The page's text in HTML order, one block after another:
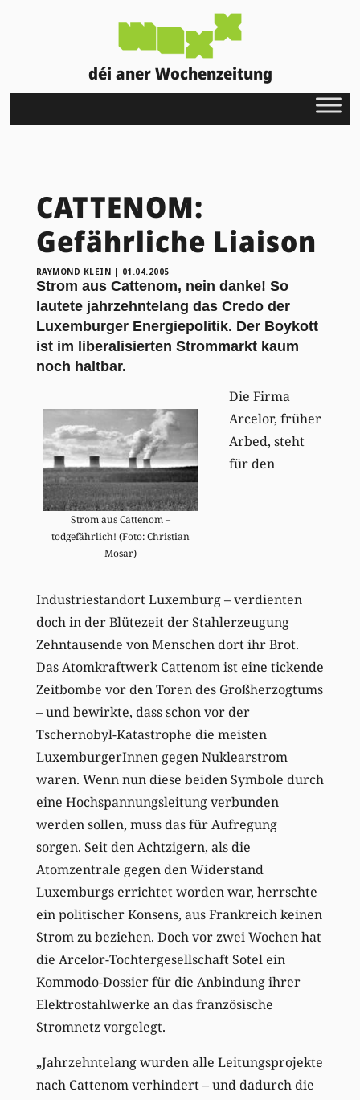
déi aner Wochenzeitung
CATTENOM:
Gefährliche Liaison
RAYMOND KLEIN | 01.04.2005
Strom aus Cattenom, nein danke! So
lautete jahrzehntelang das Credo der
Luxemburger Energiepolitik. Der Boykott
ist im liberalisierten Strommarkt kaum
noch haltbar.
Strom aus Cattenom –
todgefährlich! (Foto: Christian
Mosar)
Die Firma
Arcelor, früher
Arbed, steht
für den
Industriestandort Luxemburg – verdienten
doch in der Blütezeit der Stahlerzeugung
Zehntausende von Menschen dort ihr Brot.
Das Atomkraftwerk Cattenom ist eine tickende
Zeitbombe vor den Toren des Großherzogtums
– und bewirkte, dass schon vor der
Tschernobyl-Katastrophe die meisten
LuxemburgerInnen gegen Nuklearstrom
waren. Wenn nun diese beiden Symbole durch
eine Hochspannungsleitung verbunden
werden sollen, muss das für Aufregung
sorgen. Seit den Achtzigern, als die
Atomzentrale gegen den Widerstand
Luxemburgs errichtet worden war, herrschte
ein politischer Konsens, aus Frankreich keinen
Strom zu beziehen. Doch vor zwei Wochen hat
die Arcelor-Tochtergesellschaft Sotel ein
Kommodo-Dossier für die Anbindung ihrer
Elektrostahlwerke an das französische
Stromnetz vorgelegt.
„Jahrzehntelang wurden alle Leitungsprojekte
nach Cattenom verhindert – und dadurch die